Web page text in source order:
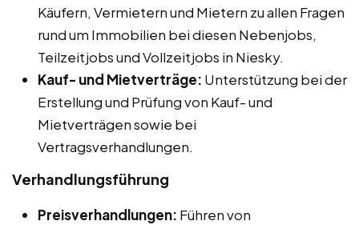
Käufern, Vermietern und Mietern zu allen Fragen
rund um Immobilien bei diesen Nebenjobs,
Teilzeitjobs und Vollzeitjobs in Niesky.
Kauf- und Mietverträge: Unterstützung bei der
Erstellung und Prüfung von Kauf- und
Mietverträgen sowie bei
Vertragsverhandlungen.
Verhandlungsführung
Preisverhandlungen: Führen von